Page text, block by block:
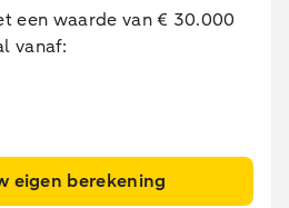
een waarde van € 30.000
vanaf:
eigen berekening